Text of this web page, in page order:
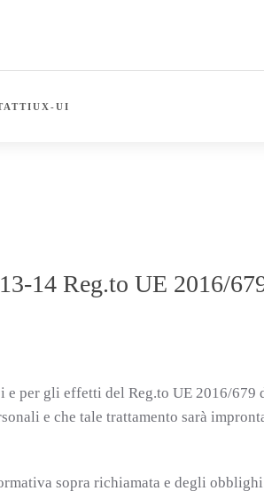
UX-UI
14 Reg.to UE 2016/
per gli effetti del Reg.to UE 2016/679
e che tale trattamento sarà
sopra richiamata e degli